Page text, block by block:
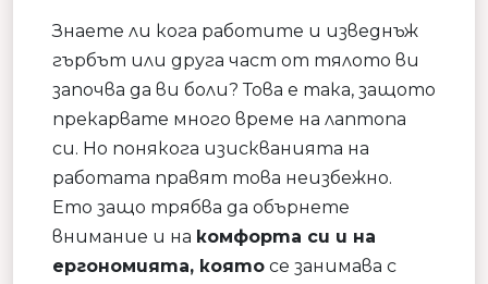
Знаете ли кога работите и изведнъж
гърбът или друга част от тялото ви
започва да ви боли? Това е така, защото
прекарвате много време на лаптопа
си. Но понякога изискванията на
работата правят това неизбежно.
Ето защо трябва да обърнете
внимание и на комфорта си и на
ергономията, която се занимава с